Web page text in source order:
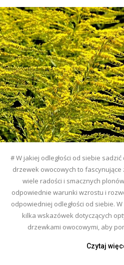
# W jakiej odległości od siebie
drzewek owocowych to
wiele radości i smacznych
odpowiednie warunki wzrostu i
odpowiedniej odległości od siebie.
kilka wskazówek dotyczących
drzewkami owocowymi, aby
Czytaj